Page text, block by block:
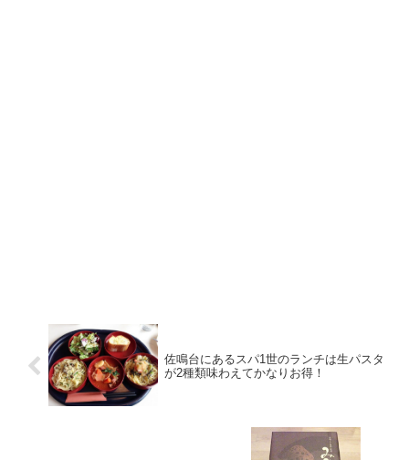
佐鳴台にあるスパ1世のランチは生パスタ
が2種類味わえてかなりお得！